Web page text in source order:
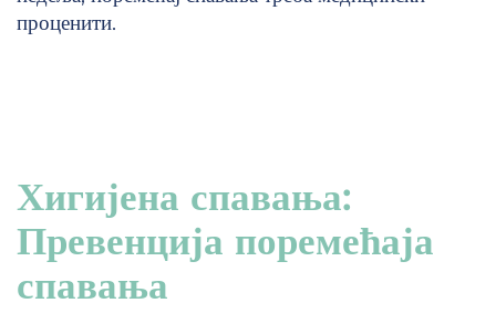
проценити.
Хигијена спавања:
Превенција поремећаја
спавања